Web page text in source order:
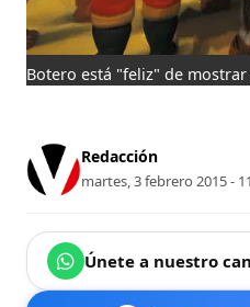
Botero está "feliz" de
Redacción
martes, 3 febrero 2015 -
Únete a nuestro